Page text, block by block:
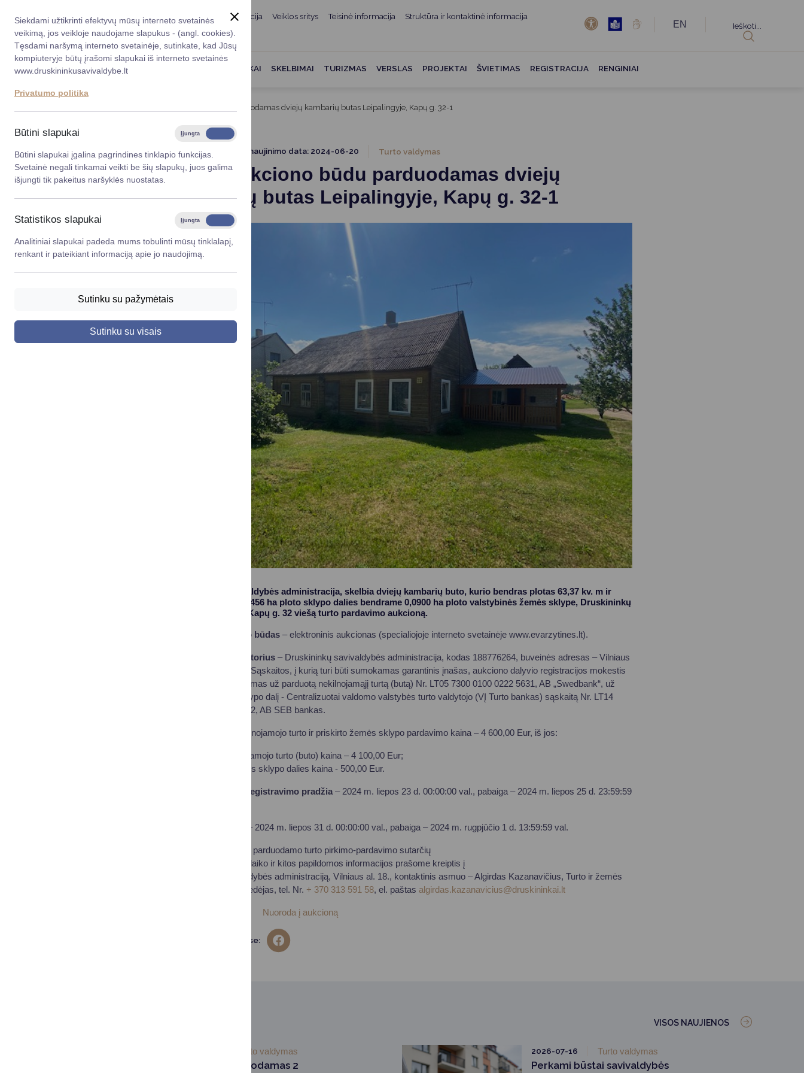
Siekdami užtikrinti efektyvų mūsų interneto svetainės
veikimą, jos veikloje naudojame slapukus - (angl. cookies).
Tęsdami naršymą interneto svetainėje, sutinkate, kad Jūsų
kompiuteryje būtų įrašomi slapukai iš interneto svetainės
www.druskininkusavivaldybe.lt
Privatumo politika
Būtini slapukai Įjungta
Būtini slapukai įgalina pagrindines tinklapio funkcijas.
Svetainė negali tinkamai veikti be šių slapukų, juos galima
išjungti tik pakeitus naršyklės nuostatas.
Statistikos slapukai Įjungta
Analitiniai slapukai padeda mums tobulinti mūsų tinklalapį,
renkant ir pateikiant informaciją apie jo naudojimą.
Sutinku su pažymėtais
Sutinku su visais
Taryba Meras
Registruokitės priėmimui
Vicemerai
Mero patarėja
Administracija
Administracinė informacija
Savivaldybės administracijos
Planavimo dokumentai
Korupcijos prevencija
Viešieji pirkimai
Lygios galimybės
Savivaldybės remiami
Veiklos sritys Teisinė informacija
Norminiai teisės aktai
Mero potvarkiai
teisinė pagalba
Teisės aktų pažeidimai
reguliavimo poveikio ex post
vertinimas
Vartotojų teisių apsauga
Asmens duomenų apsauga
Struktūra ir kontaktinė informacija
Konsultavimasis su
Nuorodos
Karjera DUK
EN
DRUSKININKAI SKELBIMAI TURIZMAS VERSLAS PROJEKTAI ŠVIETIMAS REGISTRACIJA RENGINIAI
Viešo aukciono būdu parduodamas dviejų kambarių butas Leipalingyje, Kapų g. 32-1
2024-06-20 Atnaujinimo data: 2024-06-20 Turto valdymas
Viešo aukciono būdu parduodamas dviejų
kambarių butas Leipalingyje, Kapų g. 32-1
Druskininkų savivaldybės administracija, skelbia dviejų kambarių buto, kurio bendras plotas 63,37 kv. m ir
butui priskirtos 0,0456 ha ploto sklypo dalies bendrame 0,0900 ha ploto valstybinės žemės sklype, Druskininkų
sav., Leipalingyje, Kapų g. 32 viešą turto pardavimo aukcioną.
Aukciono vykdymo būdas – elektroninis aukcionas (specialiojoje interneto svetainėje www.evarzytines.lt).
Aukciono organizatorius – Druskininkų savivaldybės administracija, kodas 188776264, buveinės adresas – Vilniaus
al. 18, Druskininkai. Sąskaitos, į kurią turi būti sumokamas garantinis įnašas, aukciono dalyvio registracijos mokestis
ir galutinis atsiskaitymas už parduotą nekilnojamąjį turtą (butą) Nr. LT05 7300 0100 0222 5631, AB „Swedbank“, už
parduotą žemės sklypo dalį - Centralizuotai valdomo valstybės turto valdytojo (VĮ Turto bankas) sąskaitą Nr. LT14
7044 0600 0044 3912, AB SEB bankas.
Pradinė bendra nekilnojamojo turto ir priskirto žemės sklypo pardavimo kaina – 4 600,00 Eur, iš jos:
bendra nekilnojamojo turto (buto) kaina – 4 100,00 Eur;
priskirtos žemės sklypo dalies kaina - 500,00 Eur.
Aukciono dalyvių registravimo pradžia – 2024 m. liepos 23 d. 00:00:00 val., pabaiga – 2024 m. liepos 25 d. 23:59:59
– 2024 m. liepos 31 d. 00:00:00 val., pabaiga – 2024 m. rugpjūčio 1 d. 13:59:59 val.
Dėl susipažinimo su parduodamo turto pirkimo-pardavimo sutarčių
projektais, apžiūros laiko ir kitos papildomos informacijos prašome kreiptis į
Druskininkų savivaldybės administraciją, Vilniaus al. 18., kontaktinis asmuo – Algirdas Kazanavičius, Turto ir žemės
valdymo skyriaus vedėjas, tel. Nr. + 370 313 591 58, el. paštas algirdas.kazanavicius@druskininkai.lt
Nuoroda į aukcioną
Dalintis soc. tinkluose:
VISOS NAUJIENOS
Turto valdymas
Aukcione parduodamas 2
2026-07-16 Turto valdymas
Perkami būstai savivaldybės